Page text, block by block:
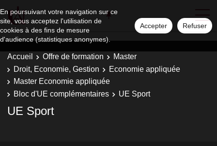
En poursuivant votre navigation sur ce
site, vous acceptez l'utilisation de
cookies à des fins de mesure
d'audience (statistiques anonymes).
Accepter Refuser
Accueil Offre de formation
Master
Droit, Economie, Gestion
Economie appliquée
Master Economie appliquée
Bloc d'UE complémentaires
UE Sport
UE Sport